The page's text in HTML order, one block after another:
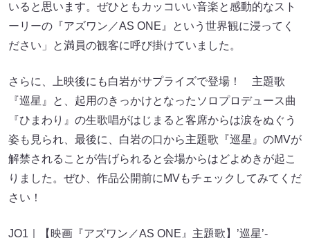
いると思います。ぜひともカッコいい音楽と感動的なスト
ーリーの『アズワン／AS ONE』という世界観に浸ってく
ださい」と満員の観客に呼び掛けていました。
さらに、上映後にも白岩がサプライズで登場！ 主題歌
『巡星』と、起用のきっかけとなったソロプロデュース曲
『ひまわり』の生歌唱がはじまると客席からは涙をぬぐう
姿も見られ、最後に、白岩の口から主題歌『巡星』のMVが
解禁されることが告げられると会場からはどよめきが起こ
りました。ぜひ、作品公開前にMVもチェックしてみてくだ
さい！
JO1｜【映画『アズワン／AS ONE』主題歌】’巡星’-